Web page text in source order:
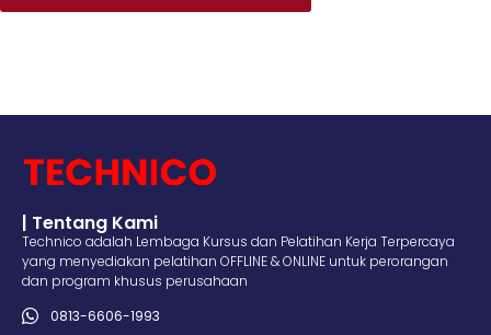
| Tentang Kami
Technico adalah Lembaga Kursus dan Pelatihan Kerja Terpercaya
yang menyediakan pelatihan OFFLINE & ONLINE untuk perorangan
dan program khusus perusahaan
0813-6606-1993